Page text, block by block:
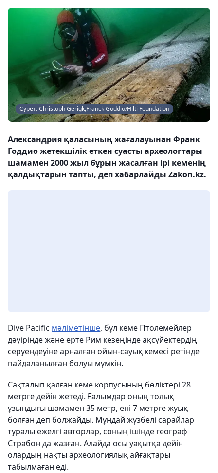
Сурет: Christoph Gerigk,Franck Goddio/Hilti Foundation
Александрия қаласының жағалауынан Франк
Годдио жетекшілік еткен суасты археологтары
шамамен 2000 жыл бұрын жасалған ірі кеменің
қалдықтарын тапты, деп хабарлайды Zakon.kz.
Dive Pacific мәліметінше, бұл кеме Птолемейлер
дәуірінде және ерте Рим кезеңінде ақсүйектердің
серуендеуіне арналған ойын-сауық кемесі ретінде
пайдаланылған болуы мүмкін.
Сақталып қалған кеме корпусының бөліктері 28
метрге дейін жетеді. Ғалымдар оның толық
ұзындығы шамамен 35 метр, ені 7 метрге жуық
болған деп болжайды. Мұндай жүзбелі сарайлар
туралы ежелгі авторлар, соның ішінде географ
Страбон да жазған. Алайда осы уақытқа дейін
олардың нақты археологиялық айғақтары
табылмаған еді.